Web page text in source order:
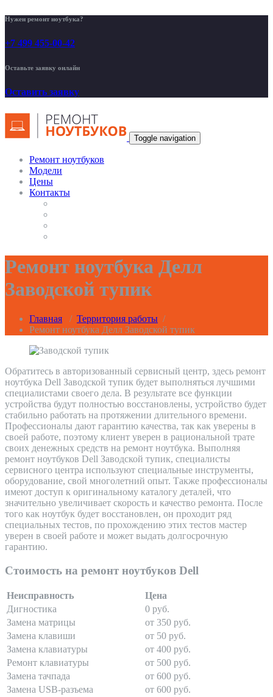
Нужен ремонт ноутбука?
+7 499 455-00-42
Оставьте заявку онлайн
Оставить заявку
Toggle navigation
Ремонт ноутбуков
Модели
Цены
Контакты
Ремонт ноутбука Делл
Заводской тупик
Главная / Территория работы /
Ремонт ноутбука Делл Заводской тупик
Обратитесь в авторизованный сервисный центр, здесь ремонт
ноутбука Dell Заводской тупик будет выполняться лучшими
специалистами своего дела. В результате все функции
устройства будут полностью восстановлены, устройство будет
стабильно работать на протяжении длительного времени.
Профессионалы дают гарантию качества, так как уверены в
своей работе, поэтому клиент уверен в рациональной трате
своих денежных средств на ремонт ноутбука. Выполняя
ремонт ноутбуков Dell Заводской тупик, специалисты
сервисного центра используют специальные инструменты,
оборудование, свой многолетний опыт. Также профессионалы
имеют доступ к оригинальному каталогу деталей, что
значительно увеличивает скорость и качество ремонта. После
того как ноутбук будет восстановлен, он проходит ряд
специальных тестов, по прохождению этих тестов мастер
уверен в своей работе и может выдать долгосрочную
гарантию.
Стоимость на ремонт ноутбуков Dell
Неисправность
Цена
Дигностика
0 руб.
Замена матрицы
от 350 руб.
Замена клавиши
от 50 руб.
Замена клавиатуры
от 400 руб.
Ремонт клавиатуры
от 500 руб.
Замена тачпада
от 600 руб.
Замена USB-разъема
от 600 руб.